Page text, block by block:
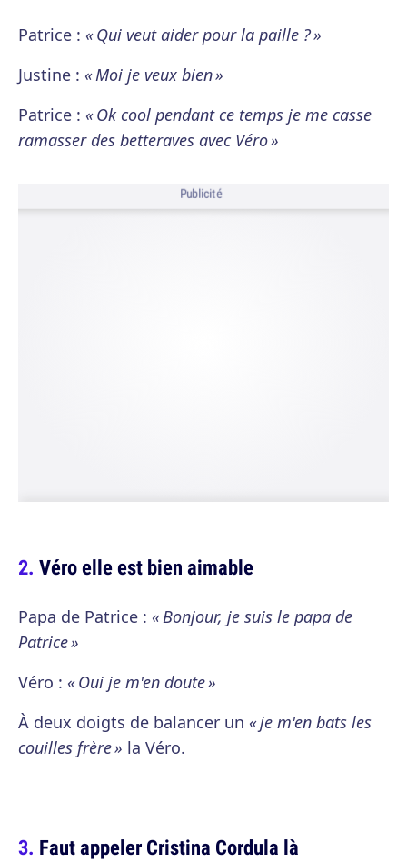
Patrice : « Qui veut aider pour la paille ? »
Justine : « Moi je veux bien »
Patrice : « Ok cool pendant ce temps je me casse
ramasser des betteraves avec Véro »
Publicité
Véro elle est bien aimable
Papa de Patrice : « Bonjour, je suis le papa de
Patrice »
Véro : « Oui je m'en doute »
À deux doigts de balancer un « je m'en bats les
couilles frère » la Véro.
Faut appeler Cristina Cordula là